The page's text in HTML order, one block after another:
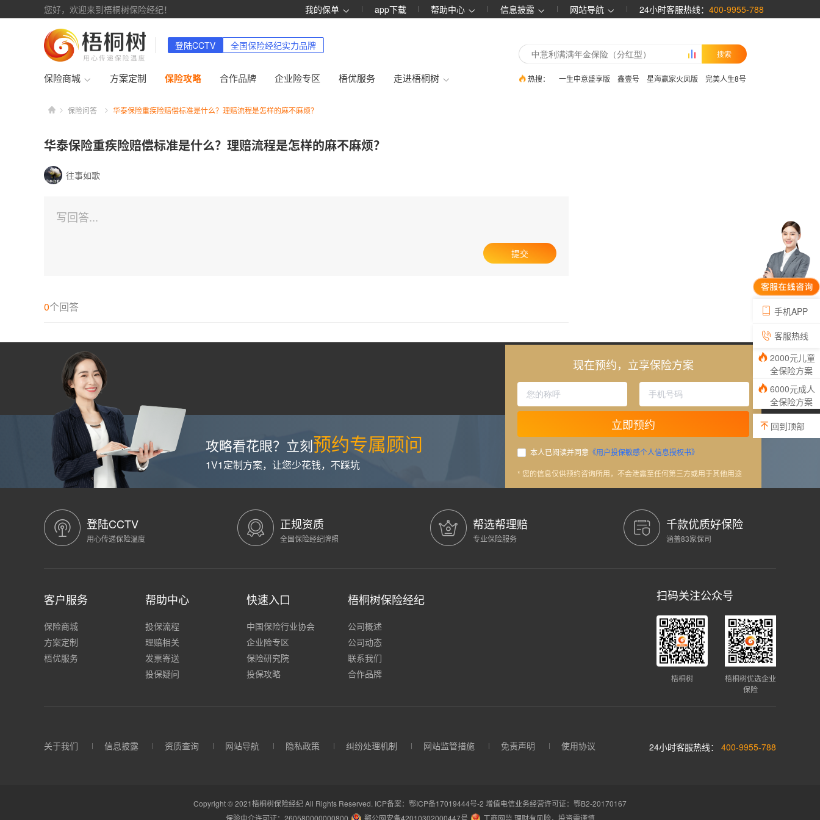
您好，欢迎来到梧桐树保险经纪！ 24小时客服热线： 400-9955-788
网站导航
信息披露
帮助中心
app下载
我的保单
登陆CCTV 全国保险经纪实力品牌
保险商城 方案定制 保险攻略 合作品牌 企业险专区 梧优服务 走进梧桐树
搜索
热搜： 一生中意盛享版 鑫壹号 星海赢家火凤版 完美人生8号
麻
保险问答 华泰保险重疾险赔偿标准是什么？理赔流程是怎样的麻不麻烦？
华泰保险重疾险赔偿标准是什么？理赔流程是怎样的麻不麻烦？
往事如歌
写回答...
提交
0个回答
攻略看花眼？立刻预约专属顾问
1V1定制方案，让您少花钱，不踩坑
现在预约，立享保险方案
立即预约
本人已阅读并同意 《用户投保敏感个人信息授权书》
* 您的信息仅供预约咨询所用，不会泄露至任何第三方或用于其他用途
手机APP
客服热线
2000元儿童
全保险方案
6000元成人
全保险方案
回到顶部
登陆CCTV
用心传递保险温度
正规资质
全国保险经纪牌照
帮选帮理赔
专业保险服务
千款优质好保险
涵盖83家保司
客户服务
保险商城
方案定制
梧优服务
帮助中心
投保流程
理赔相关
发票寄送
投保疑问
快速入口
中国保险行业协会
企业险专区
保险研究院
投保攻略
梧桐树保险经纪
公司概述
公司动态
联系我们
合作品牌
扫码关注公众号
梧桐树优选企业
保险
梧桐树
关于我们 信息披露 资质查询 网站导航 隐私政策 纠纷处理机制 网站监管措施 免责声明 使用协议 24小时客服热线： 400-9955-788
Copyright © 2021梧桐树保险经纪 All Rights Reserved. ICP备案：鄂ICP备17019444号-2 增值电信业务经营许可证：鄂B2-20170167
保险中介许可证：260580000000800
鄂公网安备42010302000447号 工商网监 理财有风险，投资需谨慎